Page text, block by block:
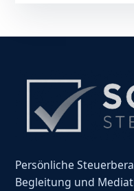
Persönliche
Begleitung und